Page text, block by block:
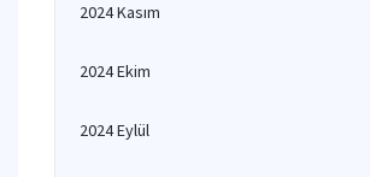
2024 Kasım
2024 Ekim
2024 Eylül